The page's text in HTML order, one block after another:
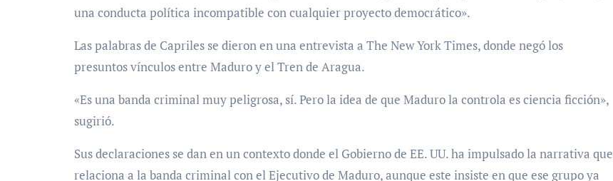
una conducta política incompatible con cualquier proyecto democrático».
Las palabras de Capriles se dieron en una entrevista a The New York Times, donde negó los
presuntos vínculos entre Maduro y el Tren de Aragua.
«Es una banda criminal muy peligrosa, sí. Pero la idea de que Maduro la controla es ciencia ficción»,
sugirió.
Sus declaraciones se dan en un contexto donde el Gobierno de EE. UU. ha impulsado la narrativa que
relaciona a la banda criminal con el Ejecutivo de Maduro, aunque este insiste en que ese grupo ya